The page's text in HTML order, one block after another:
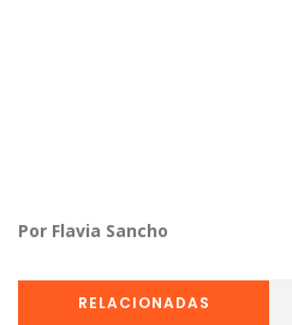
Por Flavia Sancho
RELACIONADAS